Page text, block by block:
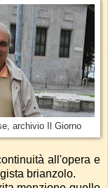
archivio Il Giorno
all'opera e
brianzolo.